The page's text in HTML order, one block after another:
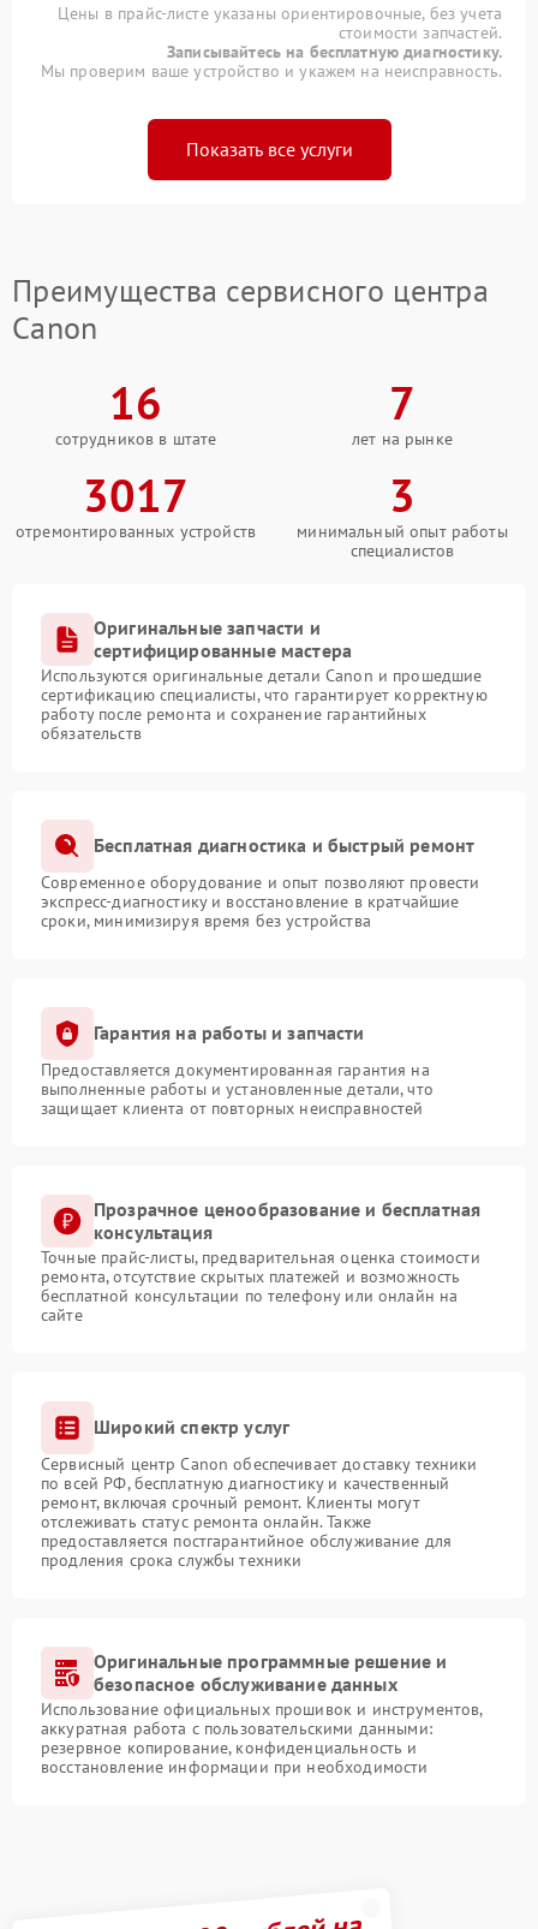
Цены в прайс-листе указаны ориентировочные, без учета
стоимости запчастей.
Записывайтесь на бесплатную диагностику.
Мы проверим ваше устройство и укажем на неисправность.
Показать все услуги
Преимущества сервисного центра
Canon
16
сотрудников в штате
7
лет на рынке
3017
отремонтированных устройств
3
минимальный опыт работы
специалистов
Оригинальные запчасти и
сертифицированные мастера
Используются оригинальные детали Canon и прошедшие
сертификацию специалисты, что гарантирует корректную
работу после ремонта и сохранение гарантийных
обязательств
Бесплатная диагностика и быстрый ремонт
Современное оборудование и опыт позволяют провести
экспресс-диагностику и восстановление в кратчайшие
сроки, минимизируя время без устройства
Гарантия на работы и запчасти
Предоставляется документированная гарантия на
выполненные работы и установленные детали, что
защищает клиента от повторных неисправностей
Прозрачное ценообразование и бесплатная
консультация
Точные прайс-листы, предварительная оценка стоимости
ремонта, отсутствие скрытых платежей и возможность
бесплатной консультации по телефону или онлайн на
сайте
Широкий спектр услуг
Сервисный центр Canon обеспечивает доставку техники
по всей РФ, бесплатную диагностику и качественный
ремонт, включая срочный ремонт. Клиенты могут
отслеживать статус ремонта онлайн. Также
предоставляется постгарантийное обслуживание для
продления срока службы техники
Оригинальные программные решение и
безопасное обслуживание данных
Использование официальных прошивок и инструментов,
аккуратная работа с пользовательскими данными:
резервное копирование, конфиденциальность и
восстановление информации при необходимости